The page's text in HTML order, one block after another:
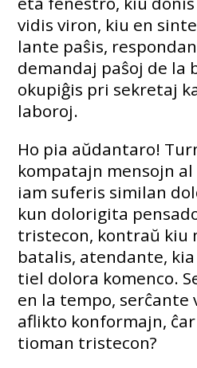
vidis viron, kiu en
lante paŝis,
demandaj paŝoj de la
okupiĝis pri sekretaj
laboroj.
Ho pia aŭdantaro!
kompatajn mensojn
iam suferis similan
kun dolorigita
tristecon, kontraŭ kiu
batalis, atendante,
tiel dolora komenco.
en la tempo,
aflikto konformajn,
tioman tristecon?